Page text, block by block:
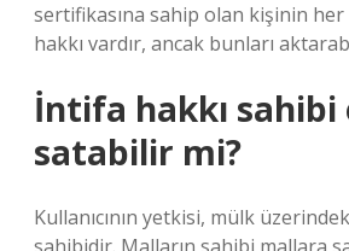
sertifikasına sahip olan kişinin her
hakkı vardır, ancak bunları
İntifa hakkı sahibi
satabilir mi?
Kullanıcının yetkisi, mülk